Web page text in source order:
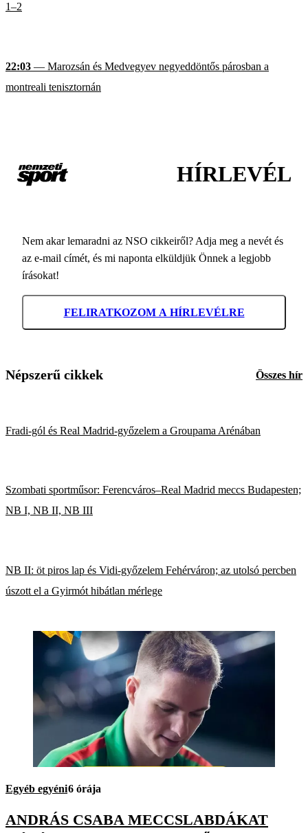
1–2
22:03 — Marozsán és Medvegyev negyeddöntős párosban a
montreali tenisztornán
HÍRLEVÉL
Nem akar lemaradni az NSO cikkeiről? Adja meg a nevét és
az e-mail címét, és mi naponta elküldjük Önnek a legjobb
írásokat!
FELIRATKOZOM A HÍRLEVÉLRE
Népszerű cikkek Összes hír
Fradi-gól és Real Madrid-győzelem a Groupama Arénában
Szombati sportműsor: Ferencváros–Real Madrid meccs Budapesten;
NB I, NB II, NB III
NB II: öt piros lap és Vidi-győzelem Fehérváron; az utolsó percben
úszott el a Gyirmót hibátlan mérlege
Egyéb egyéni6 órája
ANDRÁS CSABA MECCSLABDÁKAT